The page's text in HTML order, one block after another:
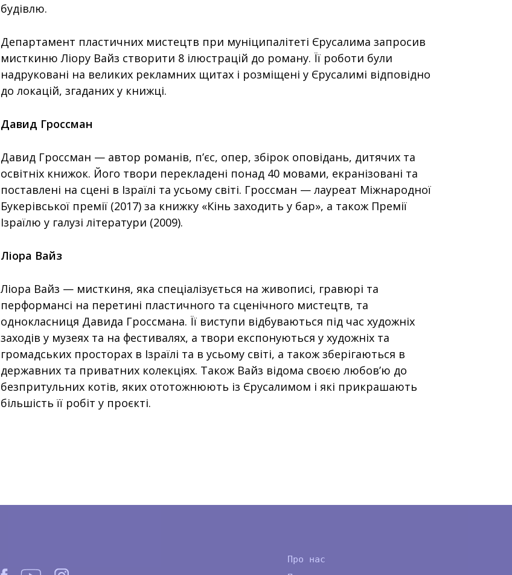
будівлю.
Департамент пластичних мистецтв при муніципалітеті Єрусалима запросив
мисткиню Ліору Вайз створити 8 ілюстрацій до роману. Її роботи були
надруковані на великих рекламних щитах і розміщені у Єрусалимі відповідно
до локацій, згаданих у книжці.
Давид Гроссман
Давид Гроссман — автор романів, п’єс, опер, збірок оповідань, дитячих та
освітніх книжок. Його твори перекладені понад 40 мовами, екранізовані та
поставлені на сцені в Ізраїлі та усьому світі. Гроссман — лауреат Міжнародної
Букерівської премії (2017) за книжку «Кінь заходить у бар», а також Премії
Ізраїлю у галузі літератури (2009).
Ліора Вайз
Ліора Вайз — мисткиня, яка спеціалізується на живописі, гравюрі та
перформансі на перетині пластичного та сценічного мистецтв, та
однокласниця Давида Гроссмана. Її виступи відбуваються під час художніх
заходів у музеях та на фестивалях, а твори експонуються у художніх та
громадських просторах в Ізраїлі та в усьому світі, а також зберігаються в
державних та приватних колекціях. Також Вайз відома своєю любов’ю до
безпритульних котів, яких ототожнюють із Єрусалимом і які прикрашають
більшість її робіт у проєкті.
Про нас